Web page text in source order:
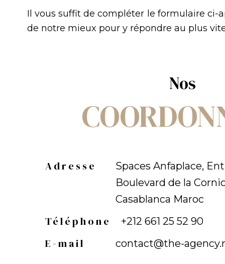
Il vous suffit de compléter le formulaire ci-
de notre mieux pour y répondre au plus
Nos
Adresse
Spaces Anfaplace,
Boulevard de la
Casablanca Maroc
Téléphone +212 661 25 52 90
E-mail contact@the-